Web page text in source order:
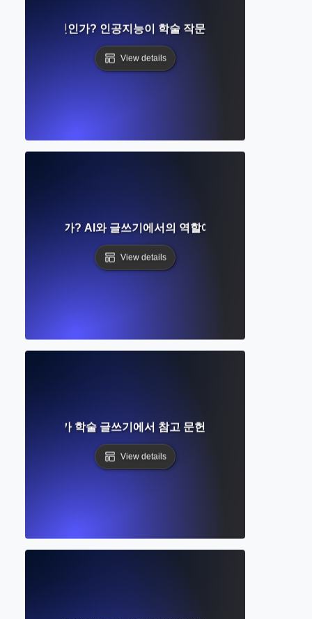
우미란 무엇인가? 인공지능이 학술 작문을 어떻게 지원하는가
View details
이란 무엇인가? AI와 글쓰기에서의 역할에 대한 초보자 가이드
View details
엇인가? AI가 학술 글쓰기에서 참고 문헌 작성을 어떻게 간소
View details